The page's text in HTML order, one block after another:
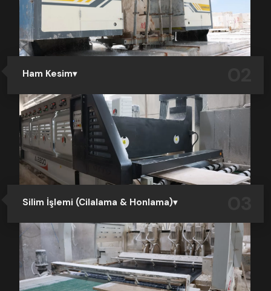
fabrikalarımıza sevk edilir. Bu süreçte her blok, hasarsız
ve güvenli şekilde taşınacak biçimde düzenlenir.
Ham Kesim
Fabrikalarımıza ulaşan ham bloklar, blok sahasında
stoklanır. Yıkanarak kontrolleri yapılır. Üretim hattımıza
alınarak gelişmiş ham kesim makinelerinde işlenir.
Bloklar sipariş durumuna göre Katrak kesim, telli kesim
ve ST kesim makinelerimiz ile taşlar istenilen kalınlıkta
profesyonel olarak kesim işlemi yapılır. Bu aşamada hız,
hassasiyet ve ölçü tutarlılığı ön plandadır.
Silim İşlemi (Cilalama & Honlama)
Ham kesim makinalarında kesilen taşlar, yüzey işlemleri
için silim hattına alınır. Otomatik silim makineleri ile
yüzeylerde isteğe göre honlama, cilalama, eskitme
veya fırçalama gibi işlemler uygulanır. Bu aşama, taşın
dokusunu ve estetik kalitesini ön plana çıkarır.